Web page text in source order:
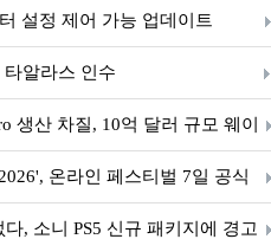
이벤트 실시!
설정 제어 가능 업데이트
알라스 인수
생산 차질, 10억 달러 규모 웨이
온라인 페스티벌 7일 공식
, 소니 PS5 신규 패키지에 경고